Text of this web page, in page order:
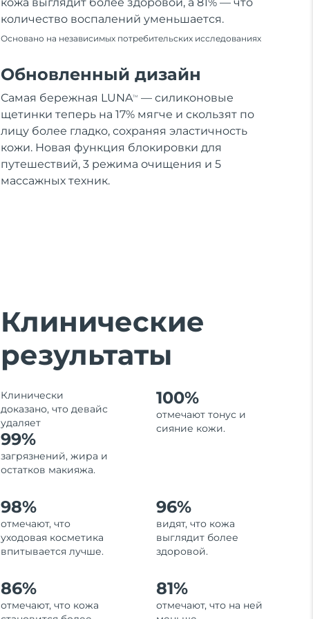
кожа выглядит более здоровой, а 81% — что
количество воспалений уменьшается.
Основано на независимых потребительских исследованиях
Обновленный дизайн
Самая бережная LUNATM
— силиконовые
щетинки теперь на 17% мягче и скользят по
лицу более гладко, сохраняя эластичность
кожи. Новая функция блокировки для
путешествий, 3 режима очищения и 5
массажных техник.
Клинические
результаты
Клинически
доказано, что девайс
удаляет
99%
загрязнений, жира и
остатков макияжа.
100%
отмечают тонус и
сияние кожи.
98%
отмечают, что
уходовая косметика
впитывается лучше.
96%
видят, что кожа
выглядит более
здоровой.
86%
отмечают, что кожа
81%
отмечают, что на ней